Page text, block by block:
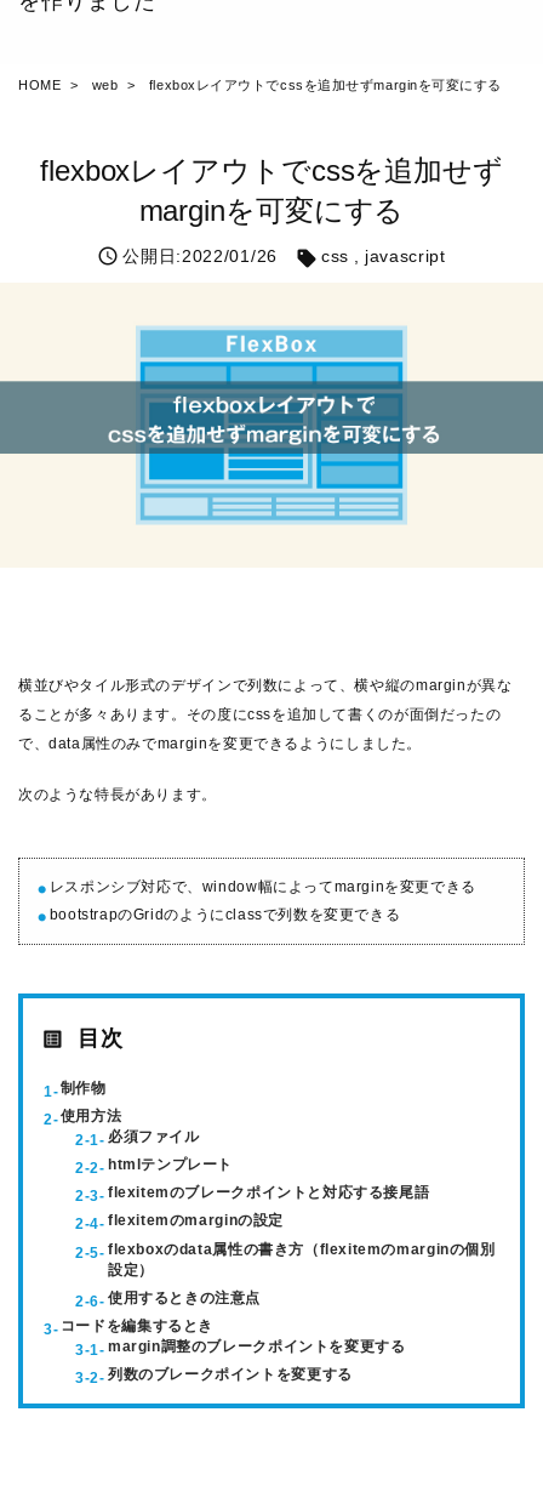
HOME web flexboxレイアウトでcssを追加せずmarginを可変にする
flexboxレイアウトでcssを追加せず
marginを可変にする
公開日:2022/01/26 css javascript
横並びやタイル形式のデザインで列数によって、横や縦のmarginが異な
ることが多々あります。その度にcssを追加して書くのが面倒だったの
で、data属性のみでmarginを変更できるようにしました。
次のような特長があります。
レスポンシブ対応で、window幅によってmarginを変更できる
bootstrapのGridのようにclassで列数を変更できる
目次
制作物
使用方法
必須ファイル
htmlテンプレート
flexitemのブレークポイントと対応する接尾語
flexitemのmarginの設定
flexboxのdata属性の書き方（flexitemのmarginの個別
設定）
使用するときの注意点
コードを編集するとき
margin調整のブレークポイントを変更する
列数のブレークポイントを変更する